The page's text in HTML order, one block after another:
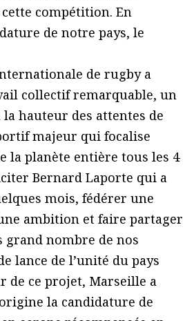
compétition. En
de notre pays, le
de rugby a
collectif remarquable, un
hauteur des attentes de
majeur qui focalise
la planète entière tous les 4
Bernard Laporte qui a
mois, fédérer une
ambition et faire partager
grand nombre de nos
lance de l’unité du pays
de ce projet, Marseille a
la candidature de